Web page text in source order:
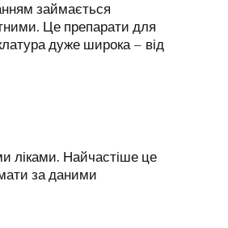
займається
Це препарати для
дуже широка – від
ліками. Найчастіше це
за даними